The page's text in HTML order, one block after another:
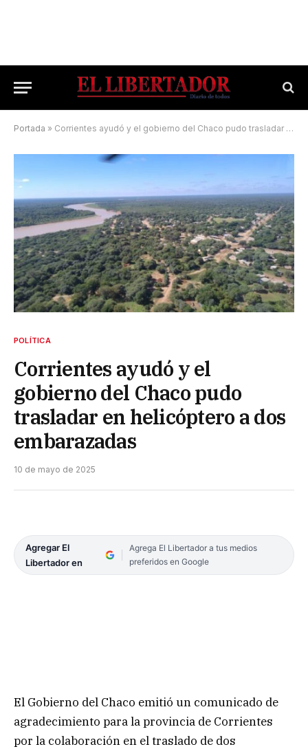
Portada » Corrientes ayudó y el gobierno del Chaco pudo trasladar en helicóptero a dos embarazadas
POLÍTICA
Corrientes ayudó y el
gobierno del Chaco pudo
trasladar en helicóptero a dos
embarazadas
10 de mayo de 2025
Agregar El
Libertador en
Agrega El Libertador a tus medios
preferidos en Google
El Gobierno del Chaco emitió un comunicado de
agradecimiento para la provincia de Corrientes
por la colaboración en el traslado de dos